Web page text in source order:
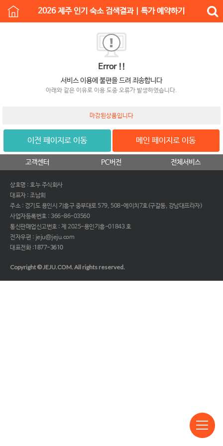
2026 제주 인기 숙소 검색결과 | 특가 예약하기
Error !!
서비스 이용에 불편을 드려 죄송합니다
아래와 같은 이유로 이용 도중 오류가 발생하였습니다.
마감된상품입니다
이전 페이지로 이동 메인 페이지로 이동
고객센터 PC버전 전체서비스
상호명 : 호누 주식회사
대표자 : 조남희
주소 : 경기도 용인시 기흥구 중부대로 579, 508-에이치7호(구갈동, 강남대프라자)
사업자등록번호 : 366-86-03560
통신판매업신고번호 : 제 2025-용인기흥-01843 호
전자우편 : jeju@jeju.com
대표전화 :1877-3610
Copyright © JEJU.COM. All rights reserved.